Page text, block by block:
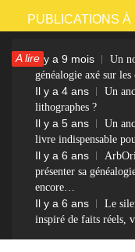
Passer
contenu
PUBLICATIONS À
A lireIl y a 9 mois
Un
généalogie axé sur les
Il y a 4 ans
Un
lithographes ?
Il y a 5 ans
Un
livre indispensable
Il y a 6 ans
présenter sa
encore…
Il y a 6 ans
Le
inspiré de faits réels,